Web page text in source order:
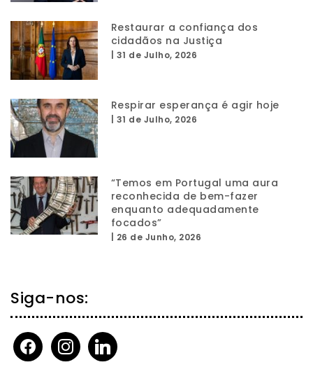
Restaurar a confiança dos
cidadãos na Justiça
31 de Julho, 2026
Respirar esperança é agir hoje
31 de Julho, 2026
“Temos em Portugal uma aura
reconhecida de bem-fazer
enquanto adequadamente
focados”
26 de Junho, 2026
Siga-nos:
facebookinstagramlinkedin